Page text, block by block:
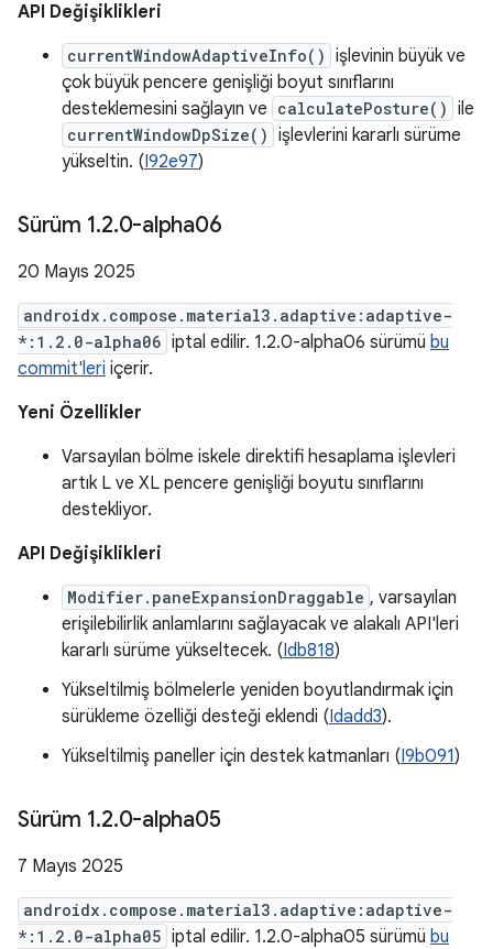
API Değişiklikleri
currentWindowAdaptiveInfo() işlevinin büyük ve
çok büyük pencere genişliği boyut sınıflarını
desteklemesini sağlayın ve calculatePosture() ile
currentWindowDpSize() işlevlerini kararlı sürüme
yükseltin. (I92e97)
Sürüm 1.2.0-alpha06
20 Mayıs 2025
androidx.compose.material3.adaptive:adaptive-
*:1.2.0-alpha06 iptal edilir. 1.2.0-alpha06 sürümü bu
commit'leri içerir.
Yeni Özellikler
Varsayılan bölme iskele direktifi hesaplama işlevleri
artık L ve XL pencere genişliği boyutu sınıflarını
destekliyor.
API Değişiklikleri
Modifier.paneExpansionDraggable , varsayılan
erişilebilirlik anlamlarını sağlayacak ve alakalı API'leri
kararlı sürüme yükseltecek. (Idb818)
Yükseltilmiş bölmelerle yeniden boyutlandırmak için
sürükleme özelliği desteği eklendi (Idadd3).
Yükseltilmiş paneller için destek katmanları (I9b091)
Sürüm 1.2.0-alpha05
7 Mayıs 2025
androidx.compose.material3.adaptive:adaptive-
*:1.2.0-alpha05 iptal edilir. 1.2.0-alpha05 sürümü bu